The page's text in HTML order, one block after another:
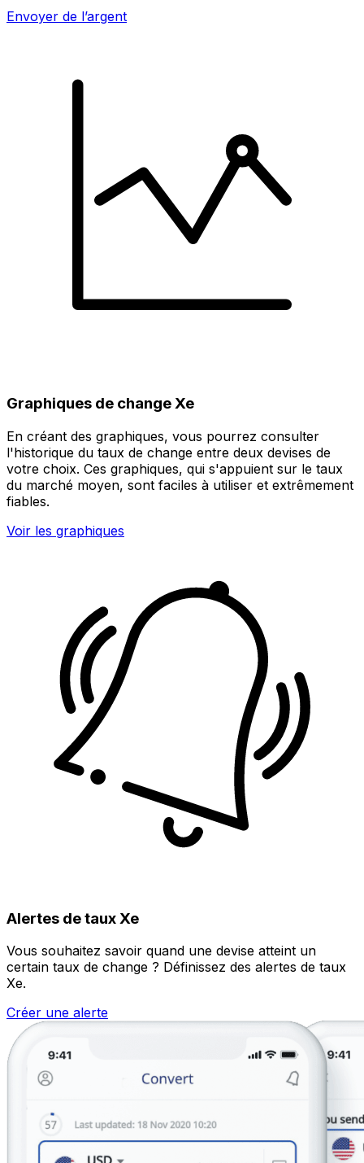
Envoyer de l’argent
Graphiques de change Xe
En créant des graphiques, vous pourrez consulter
l'historique du taux de change entre deux devises de
votre choix. Ces graphiques, qui s'appuient sur le taux
du marché moyen, sont faciles à utiliser et extrêmement
fiables.
Voir les graphiques
Alertes de taux Xe
Vous souhaitez savoir quand une devise atteint un
certain taux de change ? Définissez des alertes de taux
Xe.
Créer une alerte